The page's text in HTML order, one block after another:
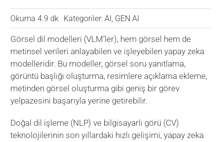
Okuma 4.9 dk Kategoriler:AI GEN AI
Görsel dil modelleri (VLM’ler), hem görsel hem de
metinsel verileri anlayabilen ve işleyebilen yapay zeka
modelleridir. Bu modeller, görsel soru yanıtlama,
görüntü başlığı oluşturma, resimlere açıklama ekleme,
metinden görsel oluşturma gibi geniş bir görev
yelpazesini başarıyla yerine getirebilir.
Doğal dil işleme (NLP) ve bilgisayarlı görü (CV)
teknolojilerinin son yıllardaki hızlı gelişimi, yapay zeka